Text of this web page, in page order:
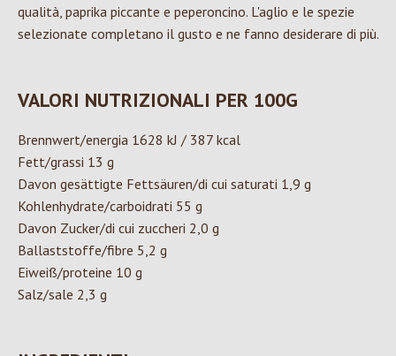
qualità, paprika piccante e peperoncino. L'aglio e le spezie
selezionate completano il gusto e ne fanno desiderare di più.
VALORI NUTRIZIONALI PER 100G
Brennwert/energia 1628 kJ / 387 kcal
Fett/grassi 13 g
Davon gesättigte Fettsäuren/di cui saturati 1,9 g
Kohlenhydrate/carboidrati 55 g
Davon Zucker/di cui zuccheri 2,0 g
Ballaststoffe/fibre 5,2 g
Eiweiß/proteine 10 g
Salz/sale 2,3 g